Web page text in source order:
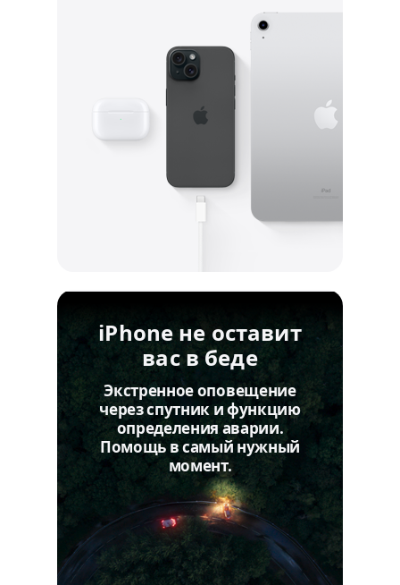
iPhone не оставит
вас в беде
Экстренное оповещение
через спутник и функцию
определения аварии.
Помощь в самый нужный
момент.